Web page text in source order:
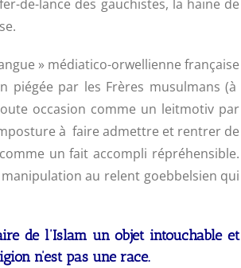
de-lance des gauchistes, la haine de
» médiatico-orwellienne française
piégée par les Frères musulmans (à
occasion comme un leitmotiv par
à faire admettre et rentrer de
un fait accompli répréhensible.
au relent goebbelsien qui
de l’Islam un objet intouchable et
n’est pas une race.